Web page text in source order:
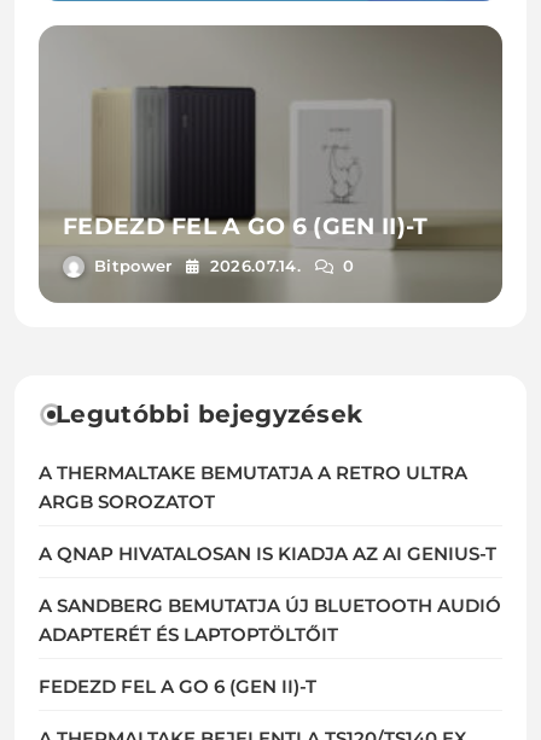
FEDEZD FEL A GO 6 (GEN II)-T
Bitpower 2026.07.14. 0
Legutóbbi bejegyzések
A THERMALTAKE BEMUTATJA A RETRO ULTRA
ARGB SOROZATOT
A QNAP HIVATALOSAN IS KIADJA AZ AI GENIUS-T
A SANDBERG BEMUTATJA ÚJ BLUETOOTH AUDIÓ
ADAPTERÉT ÉS LAPTOPTÖLTŐIT
FEDEZD FEL A GO 6 (GEN II)-T